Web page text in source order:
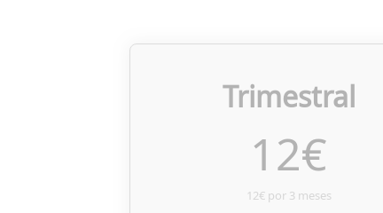
Trimestral
12€
12€ por 3 meses